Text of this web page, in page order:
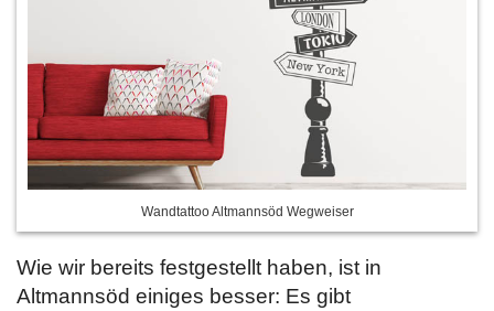
Wandtattoo Altmannsöd Wegweiser
Wie wir bereits festgestellt haben, ist in
Altmannsöd einiges besser: Es gibt